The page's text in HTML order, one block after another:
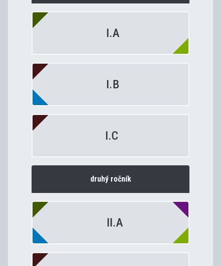
I.A
I.B
I.C
druhý ročník
II.A